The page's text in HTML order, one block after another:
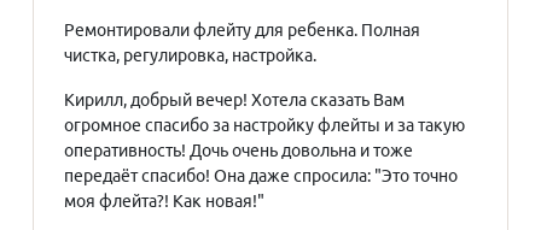
Ремонтировали флейту для ребенка. Полная
чистка, регулировка, настройка.
Кирилл, добрый вечер! Хотела сказать Вам
огромное спасибо за настройку флейты и за такую
оперативность! Дочь очень довольна и тоже
передаёт спасибо! Она даже спросила: "Это точно
моя флейта?! Как новая!"